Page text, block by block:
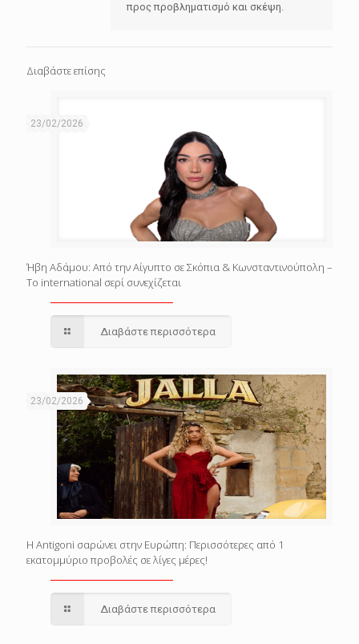
προς προβληματισμό και σκέψη.
Διαβάστε επίσης
23/02/2026
Ήβη Αδάμου: Από την Αίγυπτο σε Σκόπια & Κωνσταντινούπολη –
Το international σερί συνεχίζεται
Διαβάστε περισσότερα
23/02/2026
Η Antigoni σαρώνει στην Ευρώπη: Περισσότερες από 1
εκατομμύριο προβολές σε λίγες μέρες!
Διαβάστε περισσότερα